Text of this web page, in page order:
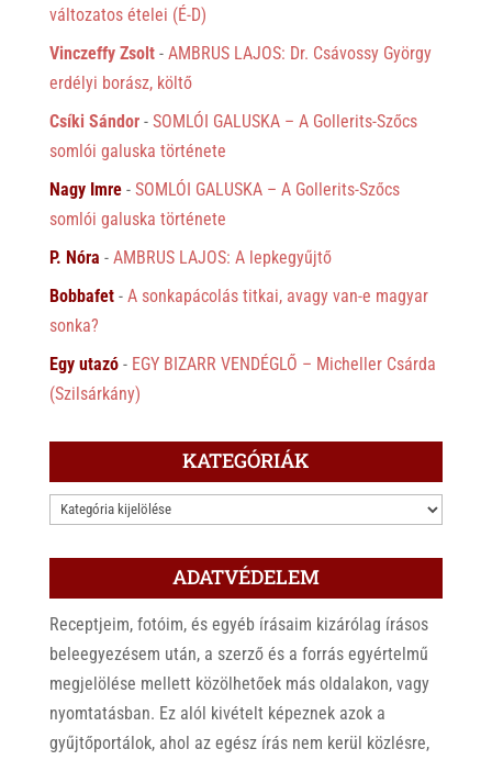
változatos ételei (É-D)
Vinczeffy Zsolt- AMBRUS LAJOS: Dr. Csávossy György
erdélyi borász, költő
Csíki Sándor- SOMLÓI GALUSKA – A Gollerits-Szőcs
somlói galuska története
Nagy Imre- SOMLÓI GALUSKA – A Gollerits-Szőcs
somlói galuska története
P. Nóra - AMBRUS LAJOS: A lepkegyűjtő
Bobbafet- A sonkapácolás titkai, avagy van-e magyar
sonka?
Egy utazó- EGY BIZARR VENDÉGLŐ – Micheller Csárda
(Szilsárkány)
KATEGÓRIÁK
KATEGÓRIÁK
ADATVÉDELEM
Receptjeim, fotóim, és egyéb írásaim kizárólag írásos
beleegyezésem után, a szerző és a forrás egyértelmű
megjelölése mellett közölhetőek más oldalakon, vagy
nyomtatásban. Ez alól kivételt képeznek azok a
gyűjtőportálok, ahol az egész írás nem kerül közlésre,